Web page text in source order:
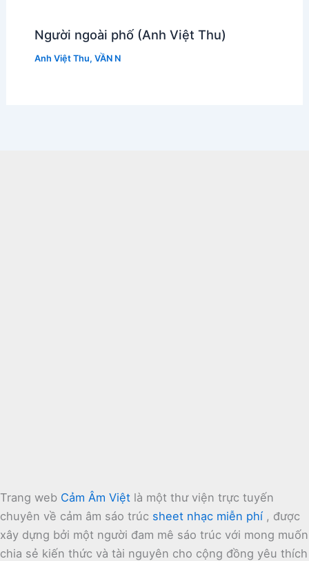
Người ngoài phố (Anh Việt Thu)
Anh Việt Thu, VẦN N
Trang web Cảm Âm Việt là một thư viện trực tuyến
chuyên về cảm âm sáo trúc sheet nhạc miễn phí , được
xây dựng bởi một người đam mê sáo trúc với mong muốn
chia sẻ kiến thức và tài nguyên cho cộng đồng yêu thích